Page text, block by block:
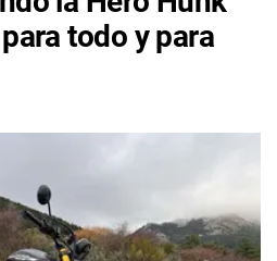
todo y para